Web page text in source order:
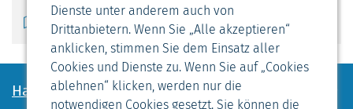
Dienste unter anderem auch von
Drittanbietern. Wenn Sie „Alle akzeptieren“
anklicken, stimmen Sie dem Einsatz aller
Cookies und Dienste zu. Wenn Sie auf „Cookies
ablehnen“ klicken, werden nur die
notwendigen Cookies gesetzt. Sie können die
Zum Stadtplan
Haben Sie noch Fragen?